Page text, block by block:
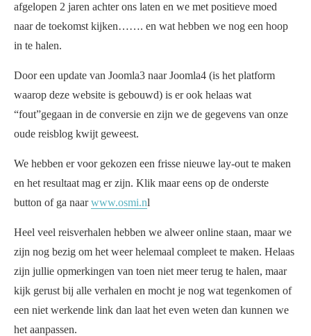
afgelopen 2 jaren achter ons laten en we met positieve moed
naar de toekomst kijken……. en wat hebben we nog een hoop
in te halen.
Door een update van Joomla3 naar Joomla4 (is het platform
waarop deze website is gebouwd) is er ook helaas wat
“fout”gegaan in de conversie en zijn we de gegevens van onze
oude reisblog kwijt geweest.
We hebben er voor gekozen een frisse nieuwe lay-out te maken
en het resultaat mag er zijn. Klik maar eens op de onderste
button of ga naarwww.osmi.nl
Heel veel reisverhalen hebben we alweer online staan, maar we
zijn nog bezig om het weer helemaal compleet te maken. Helaas
zijn jullie opmerkingen van toen niet meer terug te halen, maar
kijk gerust bij alle verhalen en mocht je nog wat tegenkomen of
een niet werkende link dan laat het even weten dan kunnen we
het aanpassen.